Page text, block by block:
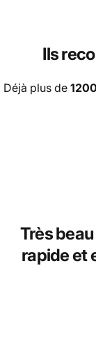
Ils
Déjà plus de
Très
rapide et